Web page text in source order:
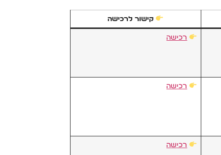
קישור לרכישה
רכישה
רכישה
רכישה